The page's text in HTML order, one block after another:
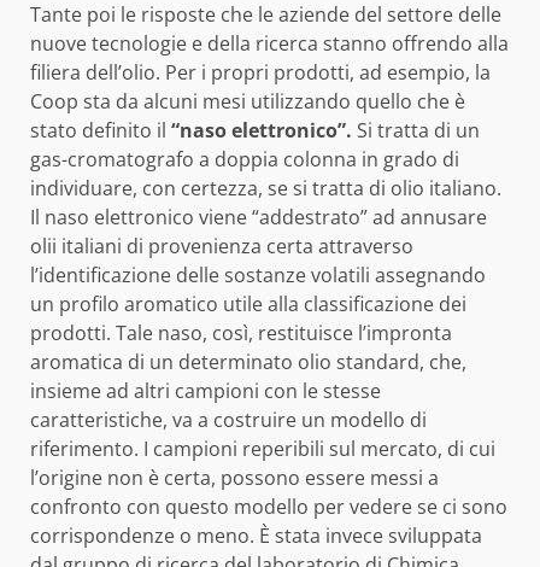
Tante poi le risposte che le aziende del settore delle
nuove tecnologie e della ricerca stanno offrendo alla
filiera dell’olio. Per i propri prodotti, ad esempio, la
Coop sta da alcuni mesi utilizzando quello che è
stato definito il “naso elettronico”. Si tratta di un
gas-cromatografo a doppia colonna in grado di
individuare, con certezza, se si tratta di olio italiano.
Il naso elettronico viene “addestrato” ad annusare
olii italiani di provenienza certa attraverso
l’identificazione delle sostanze volatili assegnando
un profilo aromatico utile alla classificazione dei
prodotti. Tale naso, così, restituisce l’impronta
aromatica di un determinato olio standard, che,
insieme ad altri campioni con le stesse
caratteristiche, va a costruire un modello di
riferimento. I campioni reperibili sul mercato, di cui
l’origine non è certa, possono essere messi a
confronto con questo modello per vedere se ci sono
corrispondenze o meno. È stata invece sviluppata